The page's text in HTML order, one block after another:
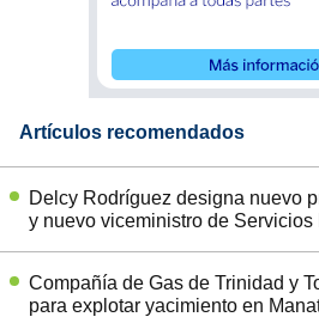
Artículos recomendados
Delcy Rodríguez designa nuevo
y nuevo viceministro de Servicios
Compañía de Gas de Trinidad y
para explotar yacimiento en